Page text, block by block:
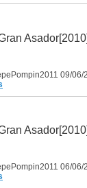
09/06/
06/06/